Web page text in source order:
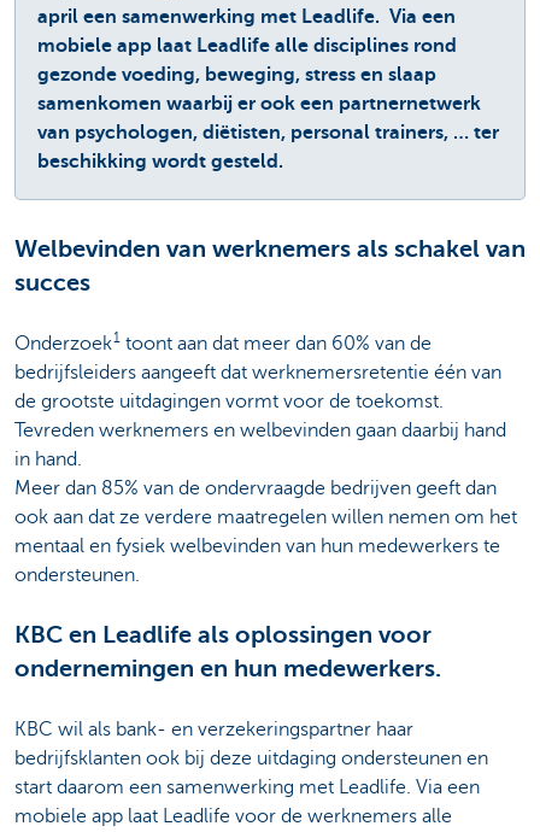
april een samenwerking met Leadlife. ​ Via een
mobiele app laat Leadlife alle disciplines rond
gezonde voeding, beweging, stress en slaap
samenkomen waarbij er ook een partnernetwerk
van psychologen, diëtisten, personal trainers, … ter
beschikking wordt gesteld.
Welbevinden van werknemers als schakel van
succes
Onderzoek1 toont aan dat meer dan 60% van de
bedrijfsleiders aangeeft dat werknemersretentie één van
de grootste uitdagingen vormt voor de toekomst.
Tevreden werknemers en welbevinden gaan daarbij hand
in hand.
Meer dan 85% van de ondervraagde bedrijven geeft dan
ook aan dat ze verdere maatregelen willen nemen om het
mentaal en fysiek welbevinden van hun medewerkers te
ondersteunen. ​
KBC en Leadlife als oplossingen voor
ondernemingen en hun medewerkers.
KBC wil als bank- en verzekeringspartner haar
bedrijfsklanten ook bij deze uitdaging ondersteunen en
start daarom een samenwerking met Leadlife. ​Via een
mobiele app laat Leadlife voor de werknemers alle